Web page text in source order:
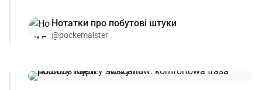
Нотатки про побутові штуки
@pockemaister